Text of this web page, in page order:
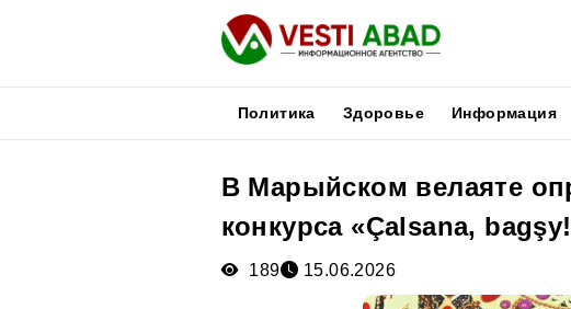
Политика Здоровье Информация
В Марыйском велаяте
конкурса «Çalsana,
189 15.06.2026